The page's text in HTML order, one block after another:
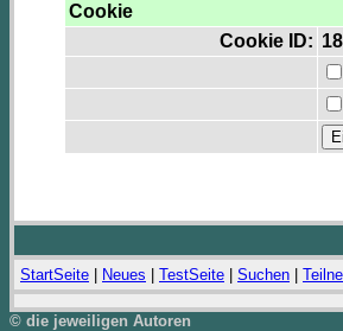
Cookie
Cookie ID:
StartSeite Neues TestSeite Suchen
© die jeweiligen Autoren